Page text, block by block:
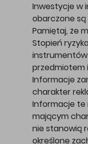
Inwestycje w
obarczone
Pamiętaj, że
Stopień
przedmiotem
Informacje
charakter
Informacje te
mającym
nie stanowią
określone